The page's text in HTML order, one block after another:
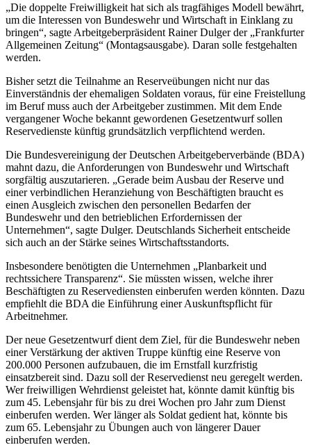
„Die doppelte Freiwilligkeit hat sich als tragfähiges Modell bewährt,
um die Interessen von Bundeswehr und Wirtschaft in Einklang zu
bringen“, sagte Arbeitgeberpräsident Rainer Dulger der „Frankfurter
Allgemeinen Zeitung“ (Montagsausgabe). Daran solle festgehalten
werden.
Bisher setzt die Teilnahme an Reserveübungen nicht nur das
Einverständnis der ehemaligen Soldaten voraus, für eine Freistellung
im Beruf muss auch der Arbeitgeber zustimmen. Mit dem Ende
vergangener Woche bekannt gewordenen Gesetzentwurf sollen
Reservedienste künftig grundsätzlich verpflichtend werden.
Die Bundesvereinigung der Deutschen Arbeitgeberverbände (BDA)
mahnt dazu, die Anforderungen von Bundeswehr und Wirtschaft
sorgfältig auszutarieren. „Gerade beim Ausbau der Reserve und
einer verbindlichen Heranziehung von Beschäftigten braucht es
einen Ausgleich zwischen den personellen Bedarfen der
Bundeswehr und den betrieblichen Erfordernissen der
Unternehmen“, sagte Dulger. Deutschlands Sicherheit entscheide
sich auch an der Stärke seines Wirtschaftsstandorts.
Insbesondere benötigten die Unternehmen „Planbarkeit und
rechtssichere Transparenz“. Sie müssten wissen, welche ihrer
Beschäftigten zu Reservediensten einberufen werden könnten. Dazu
empfiehlt die BDA die Einführung einer Auskunftspflicht für
Arbeitnehmer.
Der neue Gesetzentwurf dient dem Ziel, für die Bundeswehr neben
einer Verstärkung der aktiven Truppe künftig eine Reserve von
200.000 Personen aufzubauen, die im Ernstfall kurzfristig
einsatzbereit sind. Dazu soll der Reservedienst neu geregelt werden.
Wer freiwilligen Wehrdienst geleistet hat, könnte damit künftig bis
zum 45. Lebensjahr für bis zu drei Wochen pro Jahr zum Dienst
einberufen werden. Wer länger als Soldat gedient hat, könnte bis
zum 65. Lebensjahr zu Übungen auch von längerer Dauer
einberufen werden.